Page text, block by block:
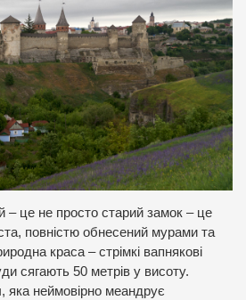
– це не просто старий замок – це
повністю обнесений мурами та
краса – стрімкі вапнякові
сягають 50 метрів у висоту.
яка неймовірно меандрує